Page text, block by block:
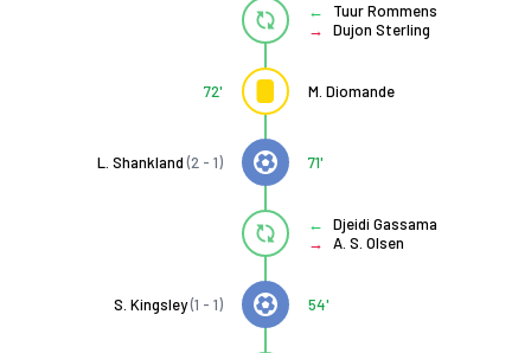
Tuur Rommens
Dujon Sterling
M. Diomande
72'
L. Shankland (2 - 1) 71'
Djeidi Gassama
A. S. Olsen
S. Kingsley(1 - 1) 54'